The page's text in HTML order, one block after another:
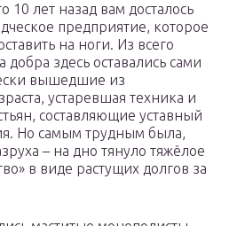
10 лет назад вам досталось
предприятие, которое
на ноги. Из всего
добра здесь оставались сами
вышедшие из
устаревшая техника и
составляющие уставный
Но самым трудным была,
– на дно тянуло тяжёлое
в виде растущих долгов за